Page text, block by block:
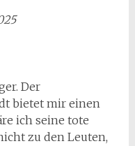
Der
bietet mir einen
ich seine tote
zu den Leuten,